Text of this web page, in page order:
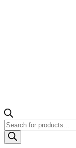
Products
search